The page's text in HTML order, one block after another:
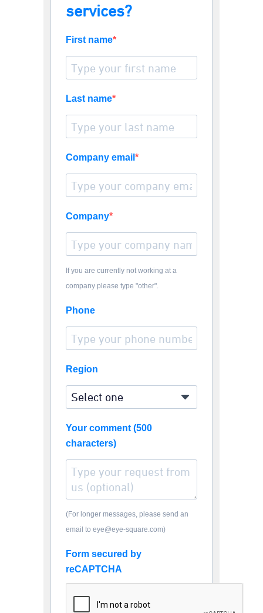
services?
First name
Last name
Company email
Company
If you are currently not working at a
company please type "other".
Phone
Region
Your comment (500
characters)
(For longer messages, please send an
email to eye@eye-square.com)
Form secured by
reCAPTCHA